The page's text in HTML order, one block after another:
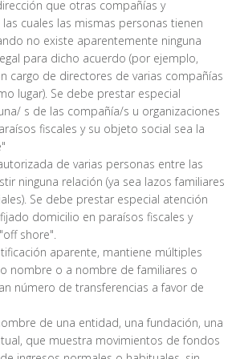
que otras compañías y
cuales las mismas personas tienen
no existe aparentemente ninguna
para dicho acuerdo (por ejemplo,
cargo de directores de varias compañías
lugar). Se debe prestar especial
s de las compañía/s u organizaciones
fiscales y su objeto social sea la
de varias personas entre las
ninguna relación (ya sea lazos familiares
Se debe prestar especial atención
domicilio en paraísos fiscales y
shore".
aparente, mantiene múltiples
nombre o a nombre de familiares o
número de transferencias a favor de
de una entidad, una fundación, una
que muestra movimientos de fondos